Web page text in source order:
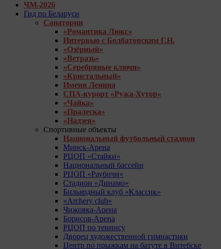
ЧМ-2026
Гид по Беларуси
Санатории
«Романтика Люкс»
Интервью с Болбатовским Г.Н.
«Озёрный»
«Ветразь»
«Серебряные ключи»
«Кристальный»
Имени Ленина
СПА-курорт «Ружа-Хутор»
«Чайка»
«Пралеска»
«Надзея»
Спортивные объекты
Национальный футбольный стадион
Минск-Арена
РЦОП «Стайки»
Национальный бассейн
РЦОП «Раубичи»
Стадион «Динамо»
Бильярдный клуб «Классик»
«Archery club»
Чижовка-Арена
Борисов-Арена
РЦОП по теннису
Дворец художественной гимнастики
Центр по прыжкам на батуте в Витебске